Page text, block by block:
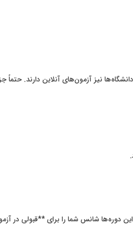
نیز آزمون‌های آنلاین دارند. حتماً
دوره‌ها شانس شما را برای **قبولی در